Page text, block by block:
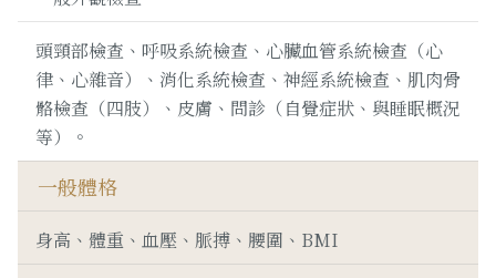
頭頸部檢查、呼吸系統檢查、心臟血管系統檢查（心
律、心雜音）、消化系統檢查、神經系統檢查、肌肉骨
骼檢查（四肢）、皮膚、問診（自覺症狀、與睡眠概況
等）。
一般體格
身高、體重、血壓、脈搏、腰圍、BMI